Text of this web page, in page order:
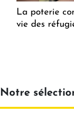
La poterie
vie des
Notre